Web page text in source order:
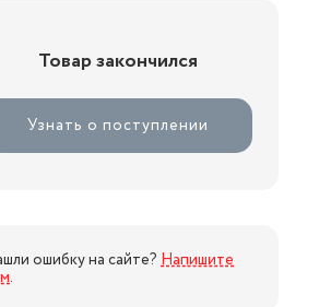
Товар закончился
Узнать о поступлении
ошибку на сайте? Напишите
.